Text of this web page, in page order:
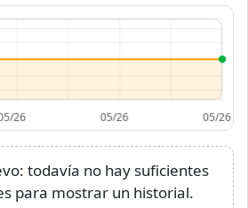
todavía no hay suficientes
para mostrar un historial.